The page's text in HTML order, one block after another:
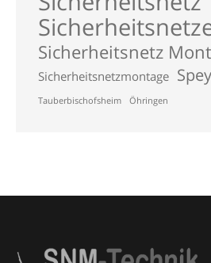
Sicherheitsnetz
Sicherheitsnetzmontage
Tauberbischofsheim Öhringen